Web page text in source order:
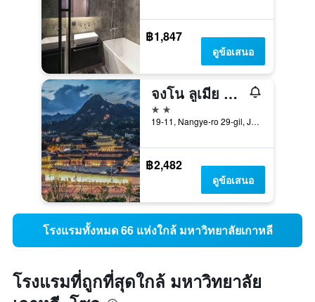
฿1,847
ดูข้อเสนอ
จงโน ลูเมีย ทัวริสต์ โฮเทล
2 ดาว
19-11, Nangye-ro 29-gil, Jongno-gu, โซล, เกาหลีใต้
฿2,482
ดูข้อเสนอ
โรงแรมทั้งหมด 66 แห่งใกล้ มหาวิทยาลัยเกาหลี
โรงแรมที่ถูกที่สุดใกล้ มหาวิทยาลัย